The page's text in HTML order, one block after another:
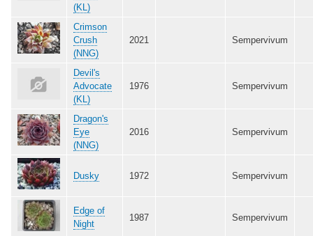
(KL)
Crimson
Crush
(NNG)
2021 Sempervivum
Devil's
Advocate
(KL)
1976 Sempervivum
Dragon's
Eye
(NNG)
2016 Sempervivum
Dusky 1972 Sempervivum
Edge of
Night
1987 Sempervivum